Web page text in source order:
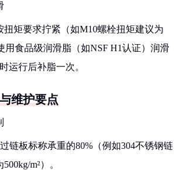
扭矩要求拧紧（如M10螺栓扭矩建议为
用食品级润滑脂（如NSF H1认证）润滑
运行后补脂一次。
维护要点
链板标称承重的80%（例如304不锈钢链
m²）。